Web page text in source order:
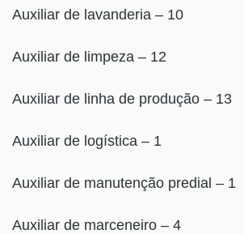
Auxiliar de lavanderia – 10
Auxiliar de limpeza – 12
Auxiliar de linha de produção – 13
Auxiliar de logística – 1
Auxiliar de manutenção predial – 1
Auxiliar de marceneiro – 4